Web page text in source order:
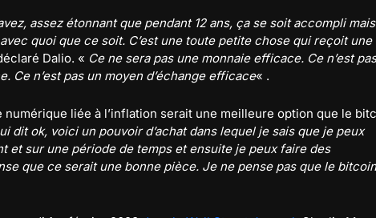
assez étonnant que pendant 12 ans, ça se soit accompli
quoi que ce soit. C’est une toute petite chose qui reçoit une
Dalio. « Ce ne sera pas une monnaie efficace. Ce n’est pas
Ce n’est pas un moyen d’échange efficace« .
numérique liée à l’inflation serait une meilleure option que le
dit ok, voici un pouvoir d’achat dans lequel je sais que je peux
et sur une période de temps et ensuite je peux faire des
que ce serait une bonne pièce. Je ne pense pas que le bitcoin